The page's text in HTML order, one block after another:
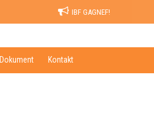
IBF GAGNEF!
Dokument Kontakt